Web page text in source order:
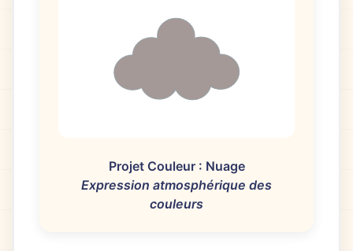
Projet Couleur : Nuage
Expression atmosphérique des
couleurs